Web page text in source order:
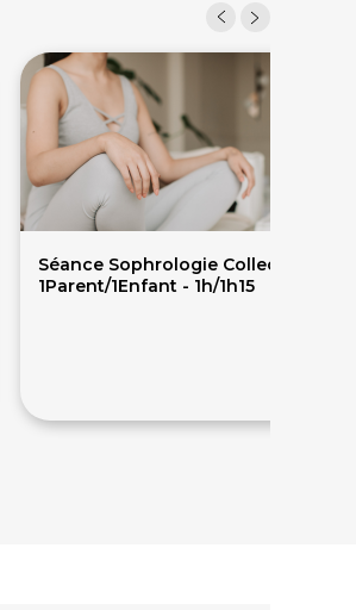
Séance Sophrologie Collective :
1Parent/1Enfant - 1h/1h15